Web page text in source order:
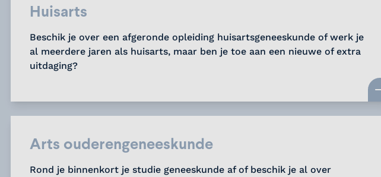
Huisarts
Beschik je over een afgeronde opleiding huisartsgeneeskunde of werk je
al meerdere jaren als huisarts, maar ben je toe aan een nieuwe of extra
uitdaging?
Arts ouderengeneeskunde
Rond je binnenkort je studie geneeskunde af of beschik je al over